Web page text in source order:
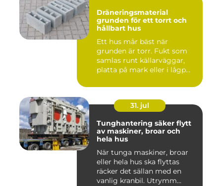
Dräneringsmaterial
grunden för ett torrt och
hållbart hus
Ett hus mår bäst när
grunden är torr. Fukt som
samlas runt källarväggar,
platta på mark eller i lågp...
31. jul
Tunghantering säker flytt
av maskiner, broar och
hela hus
När tunga maskiner, broar
eller hela hus ska flyttas
räcker det sällan med en
vanlig kranbil. Utrymm...